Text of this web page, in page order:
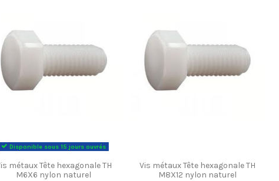
Disponible sous 15 jours ouvrés
métaux Tête hexagonale TH
M6X6 nylon naturel
Vis métaux Tête hexagonale TH
M8X12 nylon naturel